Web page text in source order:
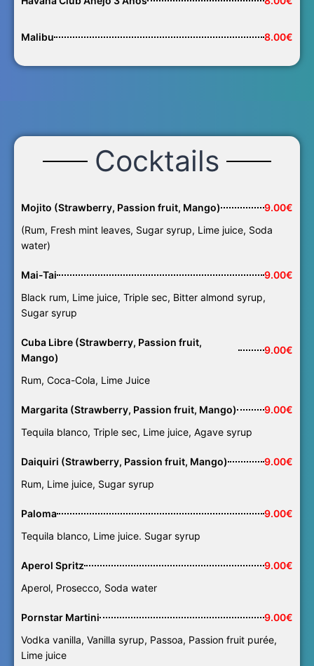
Malibu 8.00€
Cocktails
Mojito (Strawberry, Passion fruit, Mango)
9.00€
(Rum, Fresh mint leaves, Sugar syrup, Lime juice, Soda
water)
Mai-Tai
9.00€
Black rum, Lime juice, Triple sec, Bitter almond syrup,
Sugar syrup
Cuba Libre (Strawberry, Passion fruit,
Mango)
9.00€
Rum, Coca-Cola, Lime Juice
Margarita (Strawberry, Passion fruit, Mango)
9.00€
Tequila blanco, Triple sec, Lime juice, Agave syrup
Daiquiri (Strawberry, Passion fruit, Mango)
9.00€
Rum, Lime juice, Sugar syrup
Paloma
9.00€
Tequila blanco, Lime juice. Sugar syrup
Aperol Spritz
9.00€
Aperol, Prosecco, Soda water
Pornstar Martini
9.00€
Vodka vanilla, Vanilla syrup, Passoa, Passion fruit purée,
Lime juice